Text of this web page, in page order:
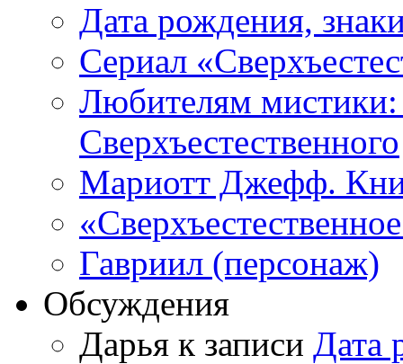
Дата рождения,
Сериал
Любителям
Сверхъестественного
Мариотт Джефф.
Гавриил (персонаж)
Обсуждения
Дарья к записи Дата